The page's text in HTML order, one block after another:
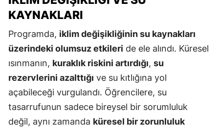
KAYNAKLARI
Programda, iklim değişikliğinin su kaynakları
üzerindeki olumsuz etkileri de ele alındı. Küresel
ısınmanın, kuraklık riskini artırdığı, su
rezervlerini azalttığı ve su kıtlığına yol
açabileceği vurgulandı. Öğrencilere, su
tasarrufunun sadece bireysel bir sorumluluk
değil, aynı zamanda küresel bir zorunluluk